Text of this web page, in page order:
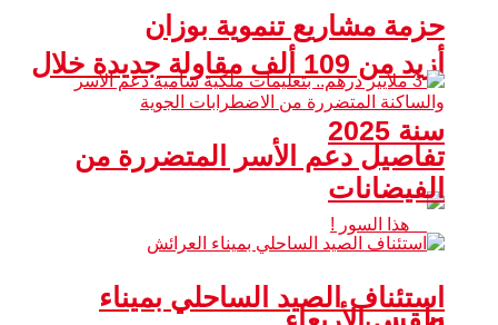
أزيد من 109 ألف مقاولة جديدة خلال
سنة 2025
حزمة مشاريع تنموية بوزان
تفاصيل دعم الأسر المتضررة من
الفيضانات
استئناف الصيد الساحلي بميناء